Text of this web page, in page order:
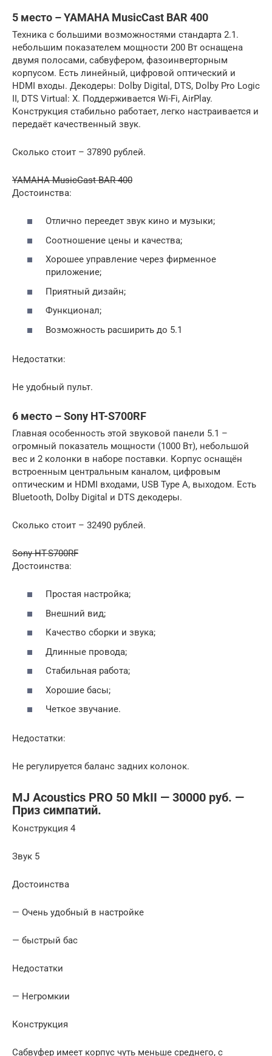
5 место – YAMAHA MusicCast BAR 400
Техника с большими возможностями стандарта 2.1.
небольшим показателем мощности 200 Вт оснащена
двумя полосами, сабвуфером, фазоинверторным
корпусом. Есть линейный, цифровой оптический и
HDMI входы. Декодеры: Dolby Digital, DTS, Dolby Pro Logic
II, DTS Virtual: X. Поддерживается Wi-Fi, AirPlay.
Конструкция стабильно работает, легко настраивается и
передаёт качественный звук.
Сколько стоит – 37890 рублей.
YAMAHA MusicCast BAR 400
Достоинства:
Отлично переедет звук кино и музыки;
Соотношение цены и качества;
Хорошее управление через фирменное
приложение;
Приятный дизайн;
Функционал;
Возможность расширить до 5.1
Недостатки:
Не удобный пульт.
6 место – Sony HT-S700RF
Главная особенность этой звуковой панели 5.1 –
огромный показатель мощности (1000 Вт), небольшой
вес и 2 колонки в наборе поставки. Корпус оснащён
встроенным центральным каналом, цифровым
оптическим и HDMI входами, USB Type A, выходом. Есть
Bluetooth, Dolby Digital и DTS декодеры.
Сколько стоит – 32490 рублей.
Sony HT-S700RF
Достоинства:
Простая настройка;
Внешний вид;
Качество сборки и звука;
Длинные провода;
Стабильная работа;
Хорошие басы;
Четкое звучание.
Недостатки:
Не регулируется баланс задних колонок.
MJ Acoustics PRO 50 MkII — 30000 руб. —
Приз симпатий.
Конструкция 4
Звук 5
Достоинства
— Очень удобный в настройке
— быстрый бас
Недостатки
— Негромкии
Конструкция
Сабвуфер имеет корпус чуть меньше среднего, с